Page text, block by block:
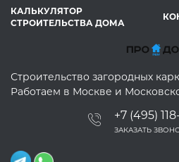
КАЛЬКУЛЯТОР
СТРОИТЕЛЬСТВА ДОМА
Строительство загородных
Работаем в Москве и
+7 (495)
ЗАКАЗАТЬ